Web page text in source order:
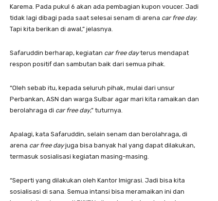
Karema. Pada pukul 6 akan ada pembagian kupon voucer. Jadi
tidak lagi dibagi pada saat selesai senam di arena car free day.
Tapi kita berikan di awal,” jelasnya.
Safaruddin berharap, kegiatan car free dayterus mendapat
respon positif dan sambutan baik dari semua pihak.
“Oleh sebab itu, kepada seluruh pihak, mulai dari unsur
Perbankan, ASN dan warga Sulbar agar mari kita ramaikan dan
berolahraga di car free day,” tuturnya.
Apalagi, kata Safaruddin, selain senam dan berolahraga, di
arena car free dayjuga bisa banyak hal yang dapat dilakukan,
termasuk sosialisasi kegiatan masing-masing.
“Seperti yang dilakukan oleh Kantor Imigrasi. Jadi bisa kita
sosialisasi di sana. Semua intansi bisa meramaikan ini dan